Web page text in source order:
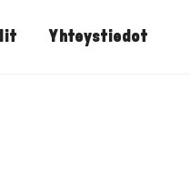
Yhteystiedot